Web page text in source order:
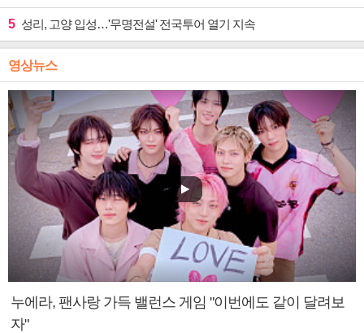
5 성리, 고양 입성…'무명전설' 전국투어 열기 지속
영상뉴스
누에라, 팬사랑 가득 밸런스 게임 "이번에도 같이 달려보
자"